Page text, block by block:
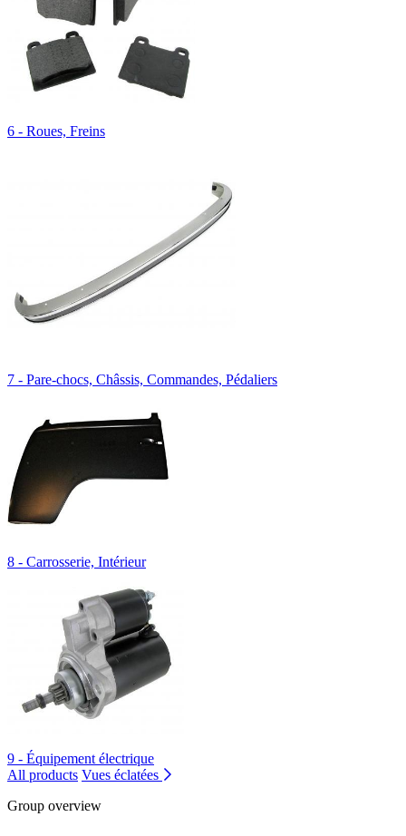
6 - Roues, Freins
7 - Pare-chocs, Châssis, Commandes, Pédaliers
8 - Carrosserie, Intérieur
9 - Équipement électrique
All products Vues éclatées
Group overview